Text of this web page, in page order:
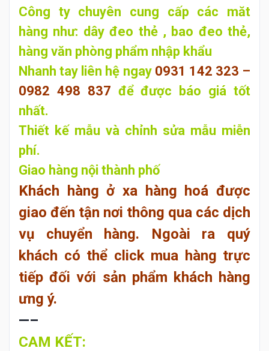
Công ty chuyên cung cấp các măt
hàng như: dây đeo thẻ , bao đeo thẻ,
hàng văn phòng phẩm nhập khẩu
Nhanh tay liên hệ ngay 0931 142 323 –
0982 498 837 đểđược báo giá tốt
nhất.
Thiết kế mẫu và chỉnh sửa mẫu miễn
phí.
Giao hàng nội thành phố
Khách hàng ở xa hàng hoá được
giao đến tận nơi thông qua các dịch
vụ chuyển hàng. Ngoài ra quý
khách có thể click mua hàng trực
tiếp đối với sản phẩm khách hàng
ưng ý.
—–
CAM KẾT: